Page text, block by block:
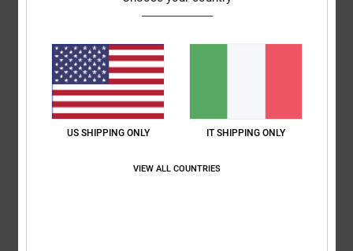
13. maggio 2026
Perché è bella e comoda !
Comfort: 5/5 Rapporto qualità-prezzo
Materiale: 5/5 Colore: 5/5
Consiglio questo prodotto
5/5
US SHIPPING ONLY IT SHIPPING ONLY
VIEW ALL COUNTRIES